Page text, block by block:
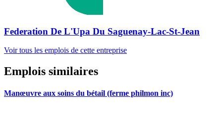
Federation De L'Upa Du Saguenay-Lac-St-Jean
Voir tous les emplois de cette entreprise
Emplois similaires
Manœuvre aux soins du bétail (ferme philmon inc)